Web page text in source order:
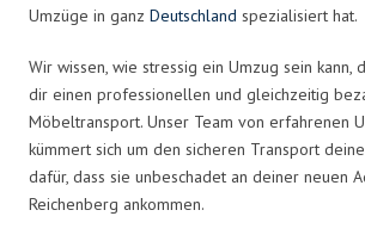
Umzüge in ganz Deutschland spezialisiert hat.
Wir wissen, wie stressig ein Umzug sein kann,
dir einen professionellen und gleichzeitig
Möbeltransport. Unser Team von erfahrenen
kümmert sich um den sicheren Transport
dafür, dass sie unbeschadet an deiner neuen
Reichenberg ankommen.